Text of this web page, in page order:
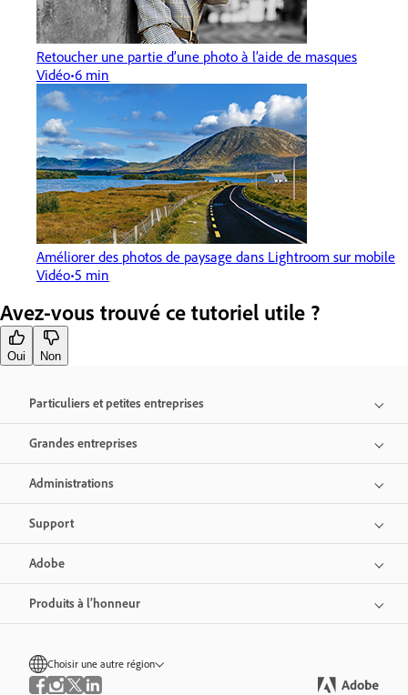
Retoucher une partie d’une photo à l’aide de masques
Vidéo 6 min
Améliorer des photos de paysage dans Lightroom sur mobile
Vidéo 5 min
Avez-vous trouvé ce tutoriel utile ?
Oui Non
Particuliers et petites entreprises
Grandes entreprises
Administrations
Support
Adobe
Produits à l’honneur
Choisir une autre région